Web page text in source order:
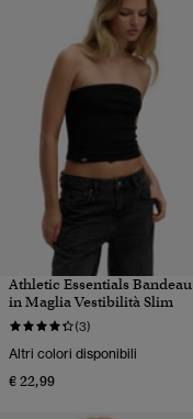
Athletic Essentials Bandeau
in Maglia Vestibilità Slim
(3)
Altri colori disponibili
€ 22,99